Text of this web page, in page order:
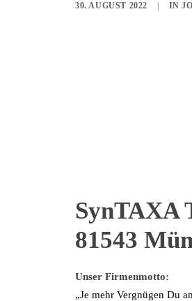
30. AUGUST 2022 IN
SynTAXA
81543
Unser Firmenmotto:
„Je mehr Vergnügen Du